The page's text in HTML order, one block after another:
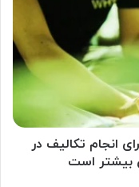
انجام تکالیف در
بیشتر است